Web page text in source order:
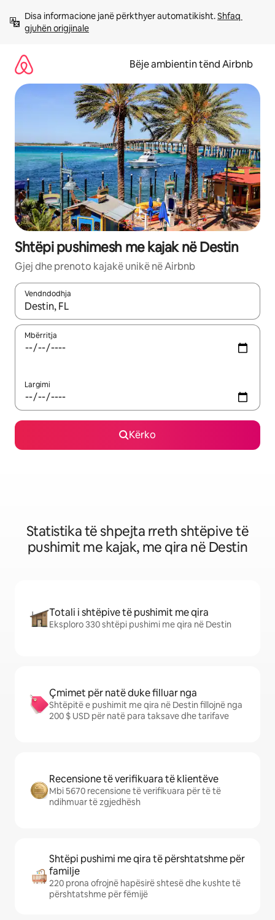
përmbajtja
Disa informacione janë përkthyer automatikisht. Shfaq
gjuhën origjinale
Bëje ambientin tënd Airbnb
Shtëpi pushimesh me kajak në Destin
Gjej dhe prenoto kajakë unikë në Airbnb
Vendndodhja
Kur rezultatet të jenë të disponueshme, lëviz me butonat e
Mbërritja
Largimi
Kërko
Statistika të shpejta rreth shtëpive të
pushimit me kajak, me qira në Destin
Totali i shtëpive të pushimit me qira
Eksploro 330 shtëpi pushimi me qira në Destin
Çmimet për natë duke filluar nga
Shtëpitë e pushimit me qira në Destin fillojnë nga
200 $ USD për natë para taksave dhe tarifave
Recensione të verifikuara të klientëve
Mbi 5670 recensione të verifikuara për të të
ndihmuar të zgjedhësh
Shtëpi pushimi me qira të përshtatshme për
familje
220 prona ofrojnë hapësirë shtesë dhe kushte të
përshtatshme për fëmijë